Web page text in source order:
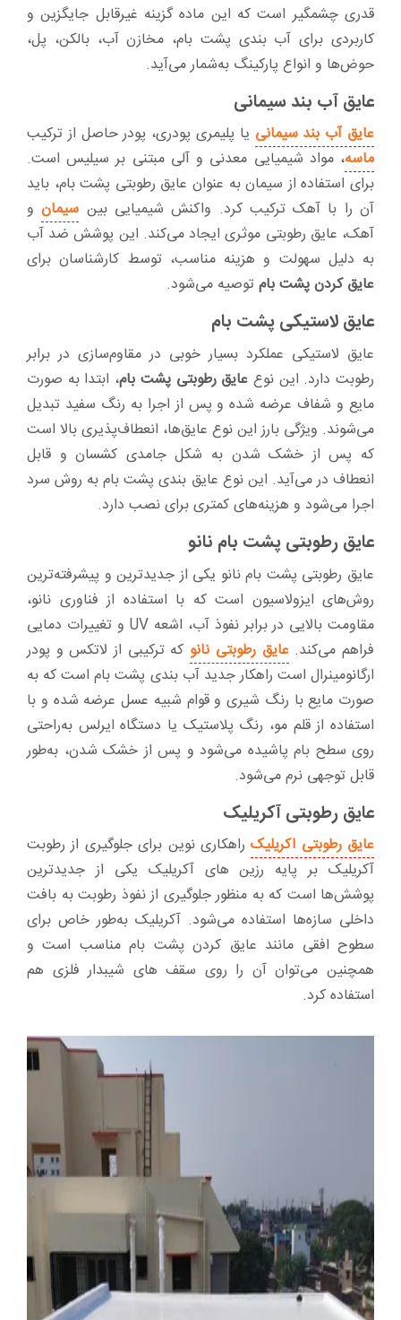
قدری چشمگیر است که این ماده گزینه غیرقابل جایگزین و
کاربردی برای آب بندی پشت بام، مخازن آب، بالکن، پل،
حوض‌ها و انواع پارکینگ به‌شمار می‌آید.
عایق آب بند سیمانی
عایق آب بند سیمانی یا پلیمری پودری، پودر حاصل از ترکیب
ماسه، مواد شیمیایی معدنی و آلی مبتنی بر سیلیس است.
برای استفاده از سیمان به عنوان عایق رطوبتی پشت بام، باید
آن را با آهک ترکیب کرد. واکنش شیمیایی بین سیمانو
آهک، عایق رطوبتی موثری ایجاد می‌کند. این پوشش ضد آب
به دلیل سهولت و هزینه مناسب، توسط کارشناسان برای
عایق کردن پشت بامتوصیه می‌شود.
عایق‌ لاستیکی پشت بام
عایق لاستیکی عملکرد بسیار خوبی در مقاوم‌سازی در برابر
رطوبت دارد. این نوع عایق رطوبتی پشت بام، ابتدا به صورت
مایع و شفاف عرضه شده و پس از اجرا به رنگ سفید تبدیل
می‌شوند. ویژگی بارز این نوع عایق‌ها، انعطاف‌پذیری بالا است
که پس از خشک شدن به شکل جامدی کشسان و قابل
انعطاف در می‌آید. این نوع عایق بندی پشت بام به روش سرد
اجرا می‌شود و هزینه‌های کمتری برای نصب دارد.
عایق رطوبتی پشت بام نانو
عایق رطوبتی پشت بام نانو یکی از جدیدترین و پیشرفته‌ترین
روش‌های ایزولاسیون است که با استفاده از فناوری نانو،
مقاومت بالایی در برابر نفوذ آب، اشعه UV و تغییرات دمایی
فراهم می‌کند.عایق رطوبتی نانوکه ترکیبی از لاتکس و پودر
ارگانومینرال است راهکار جدید آب بندی پشت بام است که به
صورت مایع با رنگ شیری و قوام شبیه عسل عرضه شده و با
استفاده از قلم مو، رنگ پلاستیک یا دستگاه ایرلس به‌راحتی
روی سطح بام پاشیده می‌شود و پس از خشک شدن، به‌طور
قابل توجهی نرم می‌شود.
عایق رطوبتی آکریلیک
عایق رطوبتی اکریلیکراهکاری نوین برای جلوگیری از رطوبت
آکریلیک بر پایه رزین های آکریلیک یکی از جدیدترین
پوشش‌ها است که به منظور جلوگیری از نفوذ رطوبت به بافت
داخلی سازه‌ها استفاده می‌شود. آکریلیک به‌طور خاص برای
سطوح افقی مانند عایق کردن پشت بام مناسب است و
همچنین می‌توان آن را روی سقف های شیبدار فلزی هم
استفاده کرد.